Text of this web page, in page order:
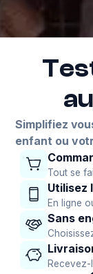
Simplifiez
enfant ou
Tout se
Utilisez
En ligne
Sans